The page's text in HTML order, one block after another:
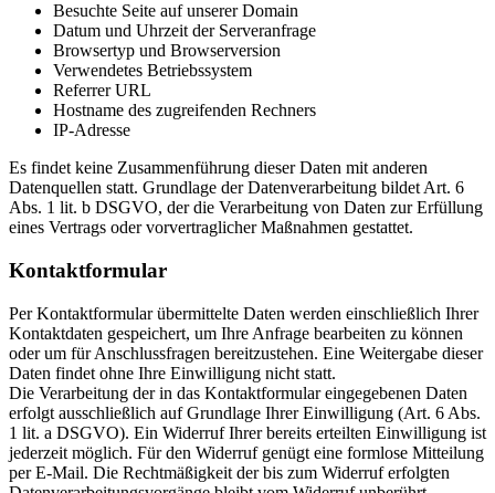
Besuchte Seite auf unserer Domain
Datum und Uhrzeit der Serveranfrage
Browsertyp und Browserversion
Verwendetes Betriebssystem
Referrer URL
Hostname des zugreifenden Rechners
IP-Adresse
Es findet keine Zusammenführung dieser Daten mit anderen
Datenquellen statt. Grundlage der Datenverarbeitung bildet Art. 6
Abs. 1 lit. b DSGVO, der die Verarbeitung von Daten zur Erfüllung
eines Vertrags oder vorvertraglicher Maßnahmen gestattet.
Kontaktformular
Per Kontaktformular übermittelte Daten werden einschließlich Ihrer
Kontaktdaten gespeichert, um Ihre Anfrage bearbeiten zu können
oder um für Anschlussfragen bereitzustehen. Eine Weitergabe dieser
Daten findet ohne Ihre Einwilligung nicht statt.
Die Verarbeitung der in das Kontaktformular eingegebenen Daten
erfolgt ausschließlich auf Grundlage Ihrer Einwilligung (Art. 6 Abs.
1 lit. a DSGVO). Ein Widerruf Ihrer bereits erteilten Einwilligung ist
jederzeit möglich. Für den Widerruf genügt eine formlose Mitteilung
per E-Mail. Die Rechtmäßigkeit der bis zum Widerruf erfolgten